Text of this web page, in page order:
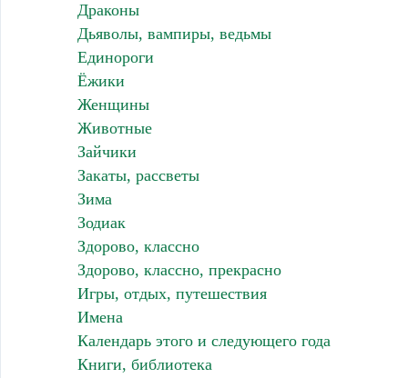
Драконы
Дьяволы, вампиры, ведьмы
Единороги
Ёжики
Женщины
Животные
Зайчики
Закаты, рассветы
Зима
Зодиак
Здорово, классно
Здорово, классно, прекрасно
Игры, отдых, путешествия
Имена
Календарь этого и следующего года
Книги, библиотека